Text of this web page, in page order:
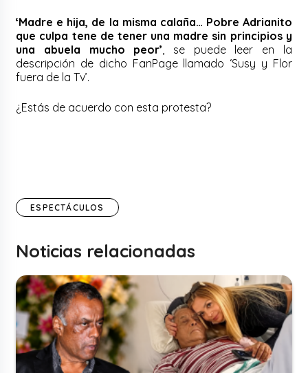
‘Madre e hija, de la misma calaña… Pobre Adrianito
que culpa tene de tener una madre sin principios y
una abuela mucho peor’, se puede leer en la
descripción de dicho FanPage llamado ‘Susy y Flor
fuera de la Tv’.
¿Estás de acuerdo con esta protesta?
ESPECTÁCULOS
Noticias relacionadas